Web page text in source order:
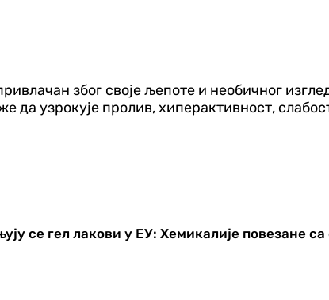
због своје љепоте и необичног
да узрокује пролив, хиперактивност,
се гел лакови у ЕУ: Хемикалије повезане